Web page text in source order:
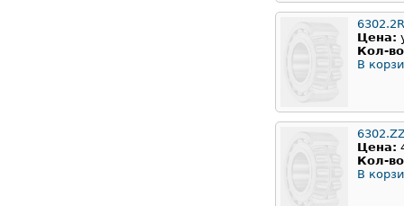
Цена:
Кол-
В
Цена:
Кол-
В